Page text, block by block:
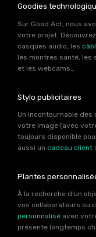
Goodies
Sur Good Act, nous
votre projet.
casques audio, les
les montres santé, les
et les webcams…
Stylo publicitaires
Un incontournable des
votre image (avec
toujours disponible
aussi un cadeau client
Plantes
À la recherche d’un
vos collaborateurs ou
personnalisé avec
présente longtemps